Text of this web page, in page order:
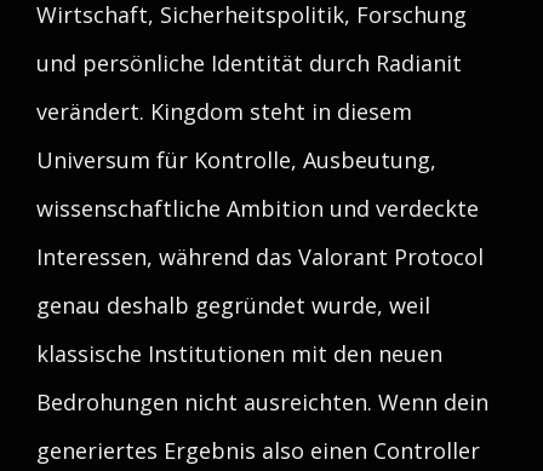
Wirtschaft, Sicherheitspolitik, Forschung
und persönliche Identität durch Radianit
verändert. Kingdom steht in diesem
Universum für Kontrolle, Ausbeutung,
wissenschaftliche Ambition und verdeckte
Interessen, während das Valorant Protocol
genau deshalb gegründet wurde, weil
klassische Institutionen mit den neuen
Bedrohungen nicht ausreichten. Wenn dein
generiertes Ergebnis also einen Controller